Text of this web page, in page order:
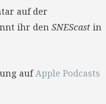
auf der
ihr den SNEScast in
aufApple Podcasts